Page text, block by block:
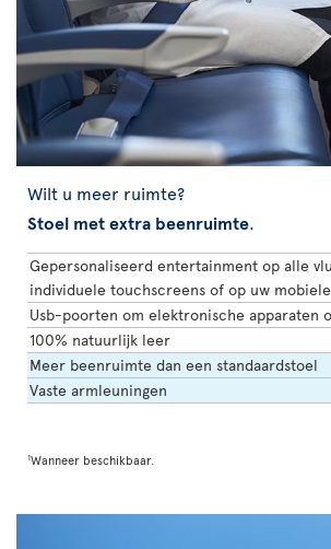
Wilt u meer ruimte?
Stoel met extra beenruimte.
Gepersonaliseerd entertainment op alle
individuele touchscreens of op uw
Usb-poorten om elektronische apparaten
100% natuurlijk leer
Meer beenruimte dan een standaardstoel
Vaste armleuningen
1Wanneer beschikbaar.